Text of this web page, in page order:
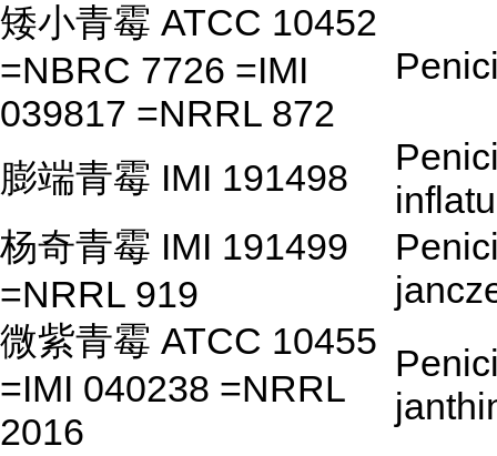
矮小青霉 ATCC 10452
=NBRC 7726 =IMI
039817 =NRRL 872
膨端青霉 IMI 191498
杨奇青霉 IMI 191499
=NRRL 919
微紫青霉 ATCC 10455
=IMI 040238 =NRRL
2016